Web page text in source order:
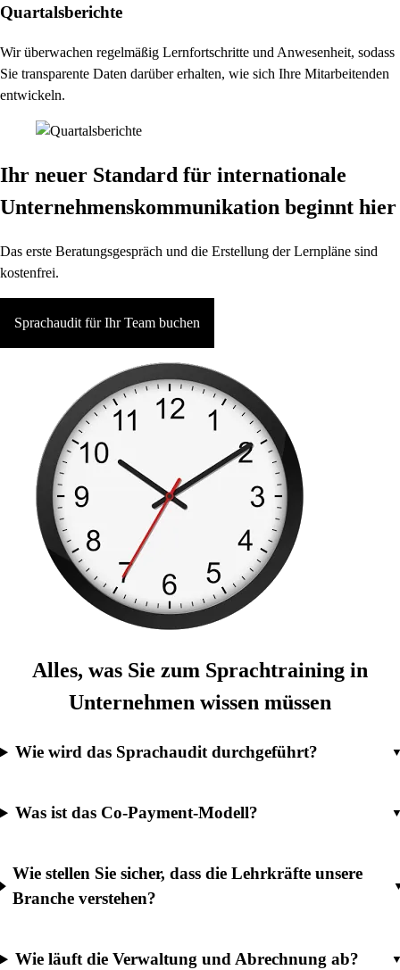
Quartalsberichte
Wir überwachen regelmäßig Lernfortschritte und Anwesenheit, sodass
Sie transparente Daten darüber erhalten, wie sich Ihre Mitarbeitenden
entwickeln.
Ihr neuer Standard für internationale
Unternehmenskommunikation beginnt hier
Das erste Beratungsgespräch und die Erstellung der Lernpläne sind
kostenfrei.
Sprachaudit für Ihr Team buchen
Alles, was Sie zum Sprachtraining in
Unternehmen wissen müssen
Wie wird das Sprachaudit durchgeführt?
Was ist das Co-Payment-Modell?
Wie stellen Sie sicher, dass die Lehrkräfte unsere
Branche verstehen?
Wie läuft die Verwaltung und Abrechnung ab?